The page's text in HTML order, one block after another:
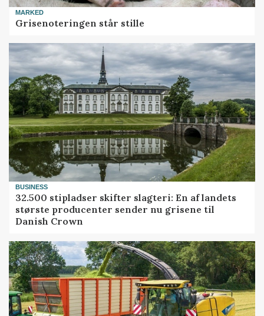
MARKED
Grisenoteringen står stille
BUSINESS
32.500 stipladser skifter slagteri: En af landets
største producenter sender nu grisene til
Danish Crown